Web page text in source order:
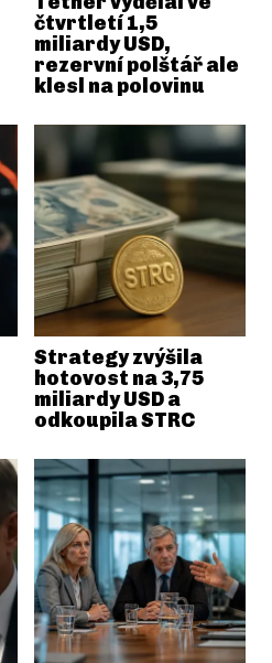
čtvrtletí 1,5
miliardy USD,
rezervní polštář ale
klesl na polovinu
Strategy zvýšila
hotovost na 3,75
miliardy USD a
odkoupila STRC